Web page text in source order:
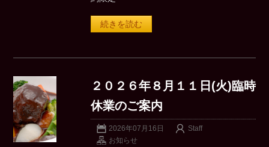
続きを読む
２０２６年８月１１日(火)臨時
休業のご案内
2026年07月16日
Staff
お知らせ